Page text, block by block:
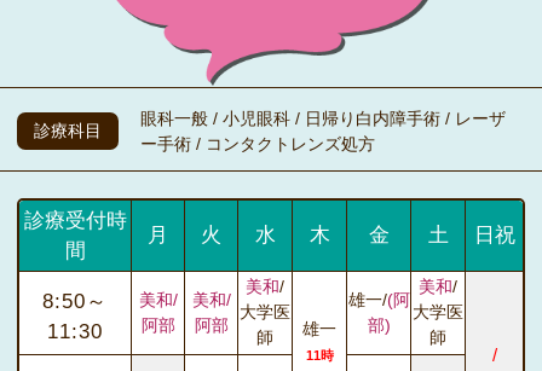
診療科目
眼科一般 / 小児眼科 / 日帰り白内障手術 / レーザ
ー手術 / コンタクトレンズ処方
診療受付時
間
月 火 水 木 金 土 日祝
8:50～
11:30
美和/
阿部
美和/
阿部
美和/
大学医
師
雄一
11時
雄一/(阿
部)
美和/
大学医
師
/